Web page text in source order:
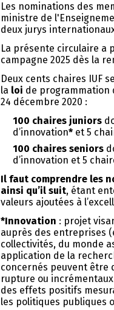
Les nominations des
ministre de
deux jurys
La présente circulaire a
campagne 2025 dès la
Deux cents chaires IUF
la loi de programmation
24 décembre 2020 :
100 chaires juniors
d’innovation* et 5
100 chaires seniors
d’innovation et 5
Il faut comprendre les
ainsi qu’il suit, étant
valeurs ajoutées à
*Innovation : projet
auprès des entreprises
collectivités, du monde
application de la
concernés peuvent être
rupture ou
des effets positifs
les politiques publiques